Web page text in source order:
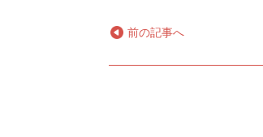
← 前の記事へ